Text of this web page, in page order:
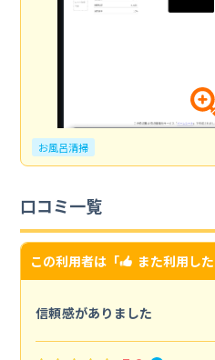
お風呂清掃
口コミ一覧
この利用者は「 また利用し
信頼感がありました